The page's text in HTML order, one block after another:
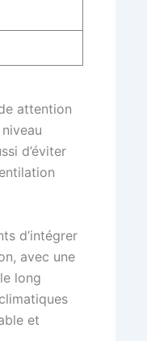
attention
niveau
d’éviter
d’intégrer
avec une
long
et